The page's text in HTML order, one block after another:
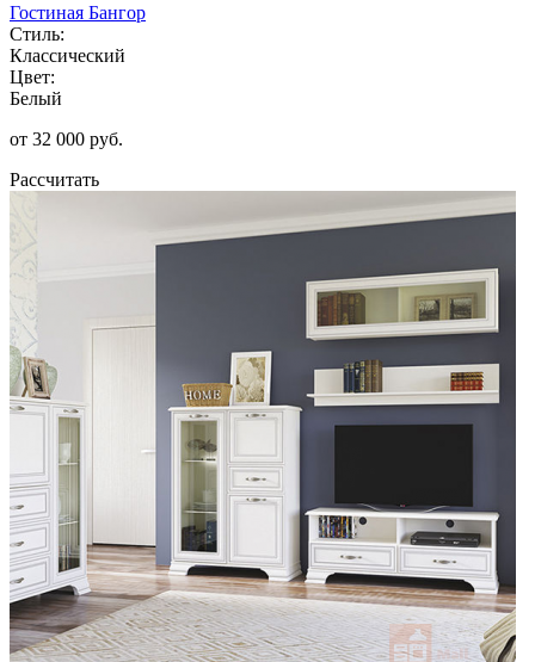
Гостиная Бангор
Стиль:
Классический
Цвет:
Белый
от 32 000 руб.
Рассчитать